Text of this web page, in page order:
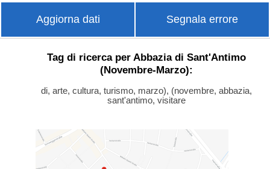
Aggiorna dati Segnala errore
Tag di ricerca per Abbazia di Sant'Antimo
(Novembre-Marzo):
di, arte, cultura, turismo, marzo), (novembre, abbazia,
sant'antimo, visitare